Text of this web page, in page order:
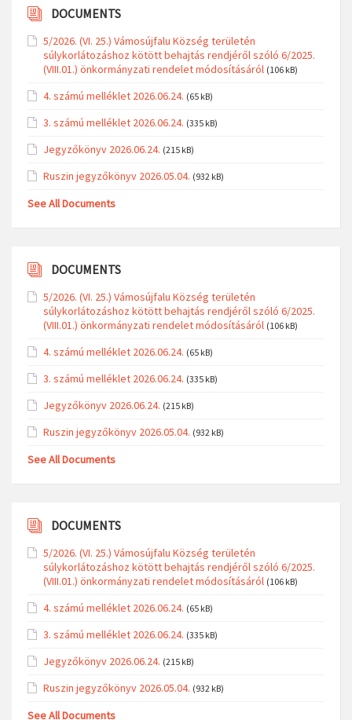
DOCUMENTS
5/2026. (VI. 25.) Vámosújfalu Község területén
súlykorlátozáshoz kötött behajtás rendjéről szóló 6/2025.
(VIII.01.) önkormányzati rendelet módosításáról (106 kB)
4. számú melléklet 2026.06.24. (65 kB)
3. számú melléklet 2026.06.24. (335 kB)
Jegyzőkönyv 2026.06.24. (215 kB)
Ruszin jegyzőkönyv 2026.05.04. (932 kB)
See All Documents
DOCUMENTS
5/2026. (VI. 25.) Vámosújfalu Község területén
súlykorlátozáshoz kötött behajtás rendjéről szóló 6/2025.
(VIII.01.) önkormányzati rendelet módosításáról (106 kB)
4. számú melléklet 2026.06.24. (65 kB)
3. számú melléklet 2026.06.24. (335 kB)
Jegyzőkönyv 2026.06.24. (215 kB)
Ruszin jegyzőkönyv 2026.05.04. (932 kB)
See All Documents
DOCUMENTS
5/2026. (VI. 25.) Vámosújfalu Község területén
súlykorlátozáshoz kötött behajtás rendjéről szóló 6/2025.
(VIII.01.) önkormányzati rendelet módosításáról (106 kB)
4. számú melléklet 2026.06.24. (65 kB)
3. számú melléklet 2026.06.24. (335 kB)
Jegyzőkönyv 2026.06.24. (215 kB)
Ruszin jegyzőkönyv 2026.05.04. (932 kB)
See All Documents